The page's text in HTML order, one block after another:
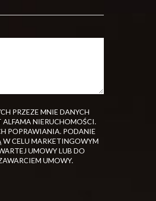
PRZEZE MNIE DANYCH
NIERUCHOMOŚCI.
POPRAWIANIA. PODANIE
W CELU MARKETINGOWYM
UMOWY LUB DO
UMOWY.